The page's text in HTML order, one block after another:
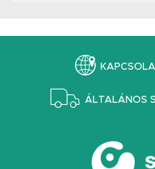
ÁLTALÁNOS